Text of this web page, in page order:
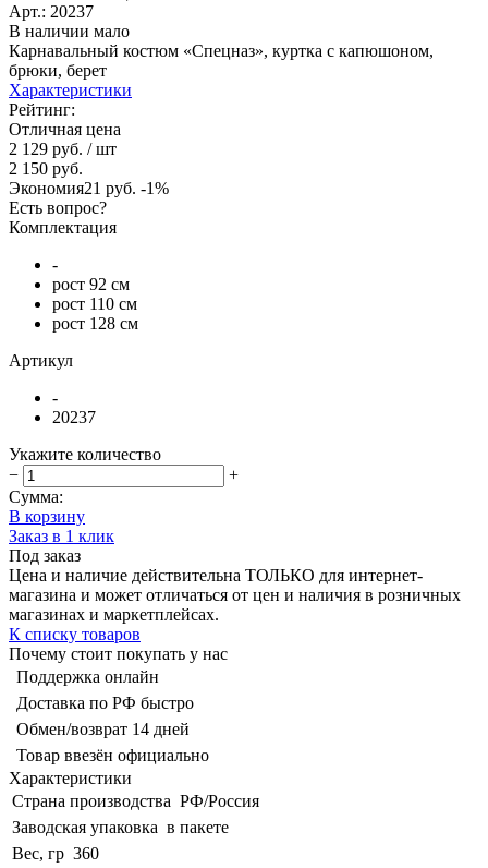
Арт.: 20237
В наличии мало
Карнавальный костюм «Спецназ», куртка с капюшоном,
брюки, берет
Характеристики
Рейтинг:
Отличная цена
2 129 руб. / шт
2 150 руб.
Экономия21 руб. -1%
Есть вопрос?
Комплектация
-
рост 92 см
рост 110 см
рост 128 см
Артикул
-
20237
Укажите количество
−
+
Сумма:
В корзину
Заказ в 1 клик
Под заказ
Цена и наличие действительна ТОЛЬКО для интернет-
магазина и может отличаться от цен и наличия в розничных
магазинах и маркетплейсах.
К списку товаров
Почему стоит покупать у нас
Поддержка онлайн
Доставка по РФ быстро
Обмен/возврат 14 дней
Товар ввезён официально
Характеристики
Страна производства РФ/Россия
Заводская упаковка в пакете
Вес, гр 360